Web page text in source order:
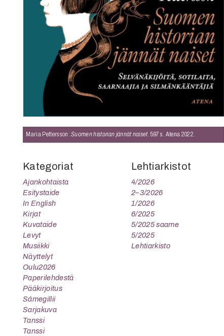
Maria Pettersson:Suomen historian jännät naiset. 597 s. Atena 2022.
Kategoriat
Ajankohtaista
Esitystaide
In English
Kirjat
Kuvataide
Levyt
Musiikki
Näyttelyt
Oulu2026
Paperilehdestä
Pääkirjoitus
Sámegillii
Sarjakuva
Tanssi
Tanssi
Lehtiarkistot
4/2026
2–3/2026
1/2026
6/2025
5/2025 saame
5/2025
Lehtiarkisto